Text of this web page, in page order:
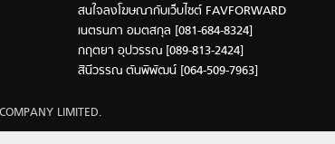
สนใจลงโฆษณากับเว็บไซต์ FAVFORWARD
เนตรนภา อมตสกุล [081-684-8324]
กฤตยา อุปวรรณ [089-813-2424]
สินีวรรณ ตันพิพัฒน์ [064-509-7963]
LIMITED.